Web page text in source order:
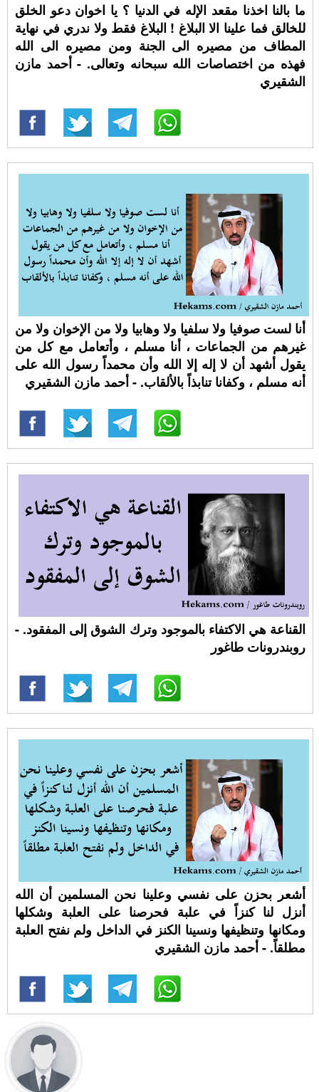
ما بالنا اخذنا مقعد الإله في الدنيا ؟ يا اخوان دعو الخلق
للخالق فما علينا الا البلاغ ! البلاغ فقط ولا ندري في نهاية
المطاف من مصيره الى الجنة ومن مصيره الى الله
فهذه من اختصاصات الله سبحانه وتعالى. - أحمد مازن
الشقيري
أنا لست صوفيا ولا سلفيا ولا وهابيا ولا من الإخوان ولا من
غيرهم من الجماعات ، أنا مسلم ، وأتعامل مع كل من
يقول أشهد أن لا إله إلا الله وأن محمداً رسول الله على
أنه مسلم ، وكفانا تنابذاً بالألقاب. - أحمد مازن الشقيري
القناعة هي الاكتفاء بالموجود وترك الشوق إلى المفقود. -
روبندرونات طاغور
أشعر بحزن على نفسي وعلينا نحن المسلمين أن الله
أنزل لنا كنزاً في علبة فحرصنا على العلبة وشكلها
ومكانها وتنظيفها ونسينا الكنز في الداخل ولم نفتح العلبة
مطلقاً. - أحمد مازن الشقيري